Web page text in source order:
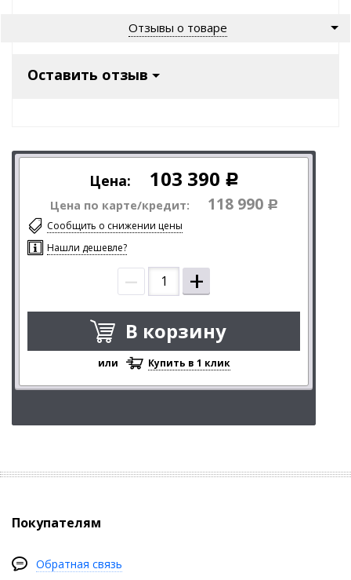
Отзывы о товаре
Оставить отзыв
Цена: 103 390 Р
Цена по карте/кредит: 118 990 Р
Сообщить о снижении цены
Нашли дешевле?
– +
В корзину
или Купить в 1 клик
Покупателям
Обратная связь